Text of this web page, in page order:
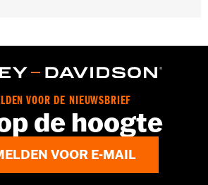
VOOR DE NIEUWSBRIEF
de hoogte
VOOR E-MAIL